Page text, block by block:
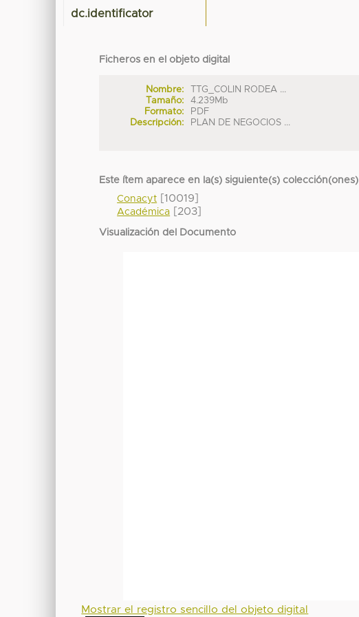
dc.identificator
Ficheros en el objeto digital
Nombre:
TTG_COLIN RODEA ...
Tamaño:
4.239Mb
Formato:
PDF
Descripción:
PLAN DE NEGOCIOS ...
Este ítem aparece en la(s) siguiente(s) colección(ones)
Conacyt [10019]
Académica [203]
Visualización del Documento
Mostrar el registro sencillo del objeto digital